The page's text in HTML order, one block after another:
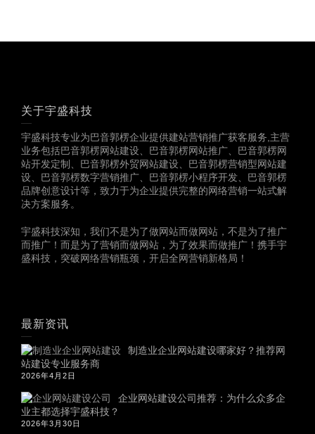
关于宇盛科技
宇盛科技专业为巴音郭楞企业提供建站营销推广获客服务,主营
业务包括巴音郭楞网站建设、巴音郭楞网站推广、巴音郭楞网
站开发定制、巴音郭楞外贸网站建设、巴音郭楞营销型网站建
设、巴音郭楞数字营销推广、巴音郭楞小程序开发、巴音郭楞
品牌创意设计等，致力于为企业提供完整的网络营销一站式解
决方案服务。
宇盛科技深知，我们不是为了做网站而做网站，不是为了推广
而推广！而是为了营销而做网站，为了效果而做推广！携手宇
盛科技，突破网络营销瓶颈，开启全网营销新格局！
最新资讯
制造业企业网站建设哪家好？推荐网
站建设专业服务商
2026年4月2日
企业网站建设公司推荐：为什么众多企
业主都选择宇盛科技？
2026年3月30日